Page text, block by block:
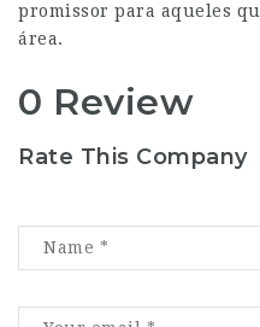
promissor para aqueles
área.
0 Review
Rate This Company